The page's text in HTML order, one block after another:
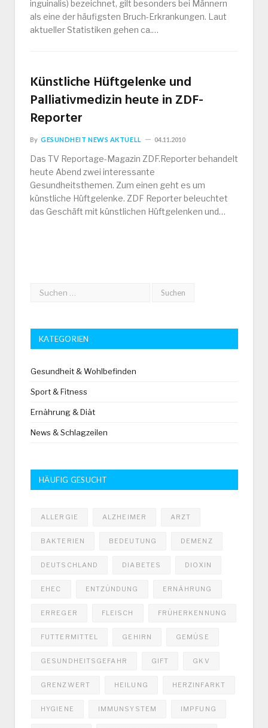
inguinalis) bezeichnet, gilt besonders bei Männern
als eine der häufigsten Bruch-Erkrankungen. Laut
aktueller Statistiken gehen ca.…
Künstliche Hüftgelenke und
Palliativmedizin heute in ZDF-
Reporter
By GESUNDHEIT NEWS AKTUELL 04.11.2010
Das TV Reportage-Magazin ZDF.Reporter behandelt
heute Abend zwei interessante
Gesundheitsthemen. Zum einen geht es um
künstliche Hüftgelenke. ZDF Reporter beleuchtet
das Geschäft mit künstlichen Hüftgelenken und…
KATEGORIEN
Gesundheit & Wohlbefinden
Sport & Fitness
Ernährung & Diät
News & Schlagzeilen
HÄUFIG GESUCHT
ALLERGIE ALZHEIMER ARZT
BAKTERIEN BEDEUTUNG DEMENZ
DEUTSCHLAND DIABETES DIOXIN
EHEC ENTZÜNDUNG ERNÄHRUNG
ERREGER FLEISCH FRÜHERKENNUNG
FUTTERMITTEL GEHIRN GEMÜSE
GESUNDHEITSGEFAHR GIFT GKV
GRENZWERT HEILUNG HERZINFARKT
HYGIENE IMMUNSYSTEM IMPFUNG